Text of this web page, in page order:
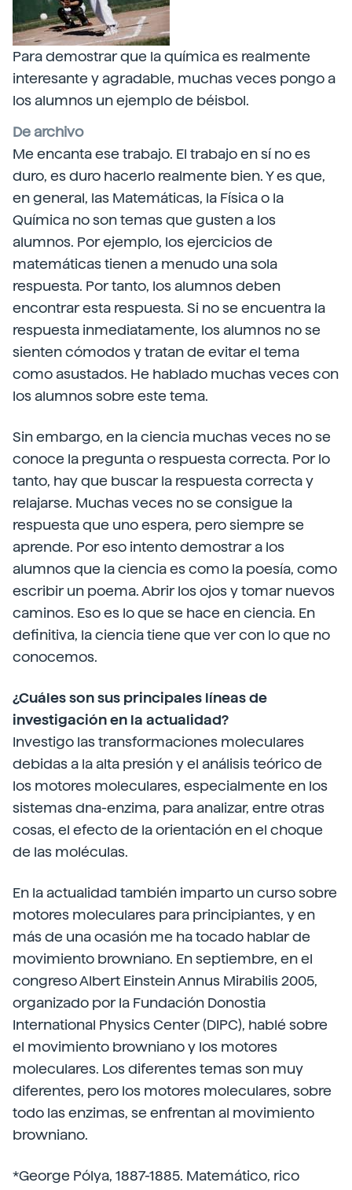
Para demostrar que la química es realmente
interesante y agradable, muchas veces pongo a
los alumnos un ejemplo de béisbol.
De archivo
Me encanta ese trabajo. El trabajo en sí no es
duro, es duro hacerlo realmente bien. Y es que,
en general, las Matemáticas, la Física o la
Química no son temas que gusten a los
alumnos. Por ejemplo, los ejercicios de
matemáticas tienen a menudo una sola
respuesta. Por tanto, los alumnos deben
encontrar esta respuesta. Si no se encuentra la
respuesta inmediatamente, los alumnos no se
sienten cómodos y tratan de evitar el tema
como asustados. He hablado muchas veces con
los alumnos sobre este tema.
Sin embargo, en la ciencia muchas veces no se
conoce la pregunta o respuesta correcta. Por lo
tanto, hay que buscar la respuesta correcta y
relajarse. Muchas veces no se consigue la
respuesta que uno espera, pero siempre se
aprende. Por eso intento demostrar a los
alumnos que la ciencia es como la poesía, como
escribir un poema. Abrir los ojos y tomar nuevos
caminos. Eso es lo que se hace en ciencia. En
definitiva, la ciencia tiene que ver con lo que no
conocemos.
¿Cuáles son sus principales líneas de
investigación en la actualidad?
Investigo las transformaciones moleculares
debidas a la alta presión y el análisis teórico de
los motores moleculares, especialmente en los
sistemas dna-enzima, para analizar, entre otras
cosas, el efecto de la orientación en el choque
de las moléculas.
En la actualidad también imparto un curso sobre
motores moleculares para principiantes, y en
más de una ocasión me ha tocado hablar de
movimiento browniano. En septiembre, en el
congreso Albert Einstein Annus Mirabilis 2005,
organizado por la Fundación Donostia
International Physics Center (DIPC), hablé sobre
el movimiento browniano y los motores
moleculares. Los diferentes temas son muy
diferentes, pero los motores moleculares, sobre
todo las enzimas, se enfrentan al movimiento
browniano.
*George Pólya, 1887-1885. Matemático, rico